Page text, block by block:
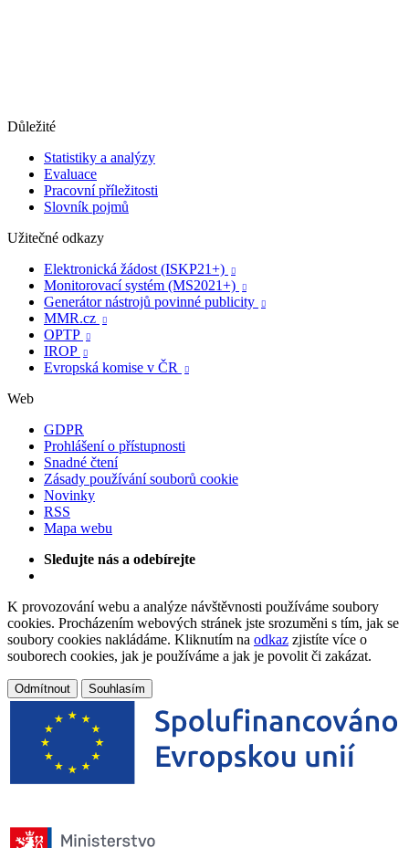
Důležité
Statistiky a analýzy
Evaluace
Pracovní příležitosti
Slovník pojmů
Užitečné odkazy
Elektronická žádost (ISKP21+)

Monitorovací systém (MS2021+) 
Generátor nástrojů povinné publicity 
MMR.cz 
OPTP 
IROP 
Evropská komise v ČR 
Web
GDPR
Prohlášení o přístupnosti
Snadné čtení
Zásady používání souborů cookie
Novinky
RSS
Mapa webu
Sledujte nás a odebírejte
K provozování webu a analýze návštěvnosti používáme soubory
cookies. Procházením webových stránek jste srozuměni s tím, jak se
soubory cookies nakládáme. Kliknutím na odkaz zjistíte více o
souborech cookies, jak je používáme a jak je povolit či zakázat.
Odmítnout Souhlasím